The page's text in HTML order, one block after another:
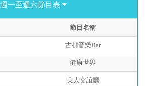
週一至週六節目表
節目名稱
古都音樂Bar
健康世界
美人交誼廳